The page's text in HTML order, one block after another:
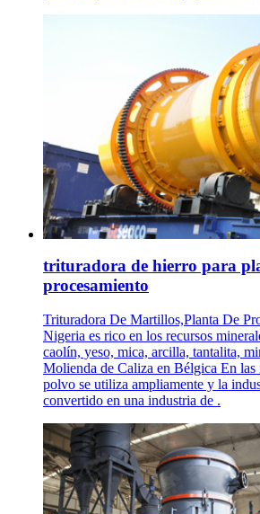
trituradora de hierro para
procesamiento
Trituradora De Martillos,Planta De
Nigeria es rico en los recursos
caolín, yeso, mica, arcilla, tantalita,
Molienda de Caliza en Bélgica En las
polvo se utiliza ampliamente y la
convertido en una industria de .